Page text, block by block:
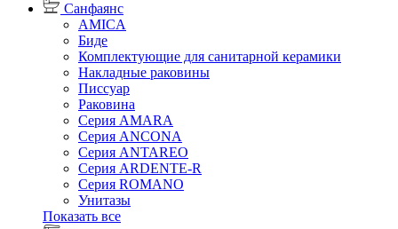
Санфаянс
AMICA
Биде
Комплектующие для санитарной керамики
Накладные раковины
Писсуар
Раковина
Серия AMARA
Серия ANCONA
Серия ANTAREO
Серия ARDENTE-R
Серия ROMANO
Унитазы
Показать все